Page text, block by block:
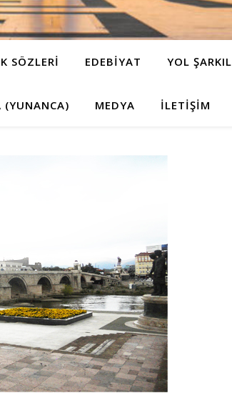
SÖZLERİ EDEBİYAT YOL
MEDYA İLETİŞİM